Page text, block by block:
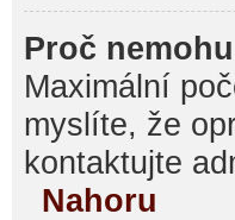
Proč
Maximální
myslíte, že
kontaktujte
Nahoru